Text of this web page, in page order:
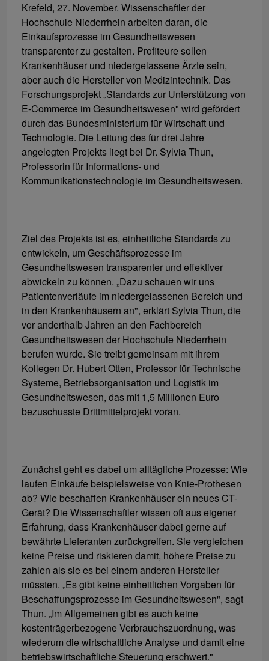
Krefeld, 27. November. Wissenschaftler der
Hochschule Niederrhein arbeiten daran, die
Einkaufsprozesse im Gesundheitswesen
transparenter zu gestalten. Profiteure sollen
Krankenhäuser und niedergelassene Ärzte sein,
aber auch die Hersteller von Medizintechnik. Das
Forschungsprojekt „Standards zur Unterstützung von
E-Commerce im Gesundheitswesen" wird gefördert
durch das Bundesministerium für Wirtschaft und
Technologie. Die Leitung des für drei Jahre
angelegten Projekts liegt bei Dr. Sylvia Thun,
Professorin für Informations- und
Kommunikationstechnologie im Gesundheitswesen.
Ziel des Projekts ist es, einheitliche Standards zu
entwickeln, um Geschäftsprozesse im
Gesundheitswesen transparenter und effektiver
abwickeln zu können. „Dazu schauen wir uns
Patientenverläufe im niedergelassenen Bereich und
in den Krankenhäusern an", erklärt Sylvia Thun, die
vor anderthalb Jahren an den Fachbereich
Gesundheitswesen der Hochschule Niederrhein
berufen wurde. Sie treibt gemeinsam mit ihrem
Kollegen Dr. Hubert Otten, Professor für Technische
Systeme, Betriebsorganisation und Logistik im
Gesundheitswesen, das mit 1,5 Millionen Euro
bezuschusste Drittmittelprojekt voran.
Zunächst geht es dabei um alltägliche Prozesse: Wie
laufen Einkäufe beispielsweise von Knie-Prothesen
ab? Wie beschaffen Krankenhäuser ein neues CT-
Gerät? Die Wissenschaftler wissen oft aus eigener
Erfahrung, dass Krankenhäuser dabei gerne auf
bewährte Lieferanten zurückgreifen. Sie vergleichen
keine Preise und riskieren damit, höhere Preise zu
zahlen als sie es bei einem anderen Hersteller
müssten. „Es gibt keine einheitlichen Vorgaben für
Beschaffungsprozesse im Gesundheitswesen", sagt
Thun. „Im Allgemeinen gibt es auch keine
kostenträgerbezogene Verbrauchszuordnung, was
wiederum die wirtschaftliche Analyse und damit eine
betriebswirtschaftliche Steuerung erschwert."